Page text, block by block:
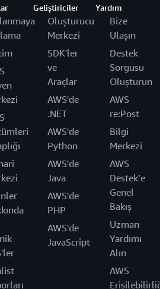
Geliştiriciler
Oluşturucu
Merkezi
SDK'ler
ve
Araçlar
AWS'de
.NET
AWS'de
Python
AWS'de
Java
AWS'de
PHP
AWS'de
JavaScript
Yardım
Bize
Ulaşın
Destek
Sorgusu
Oluşturun
AWS
re:Post
Bilgi
Merkezi
AWS
Destek’e
Genel
Bakış
Uzman
Yardımı
Alın
AWS